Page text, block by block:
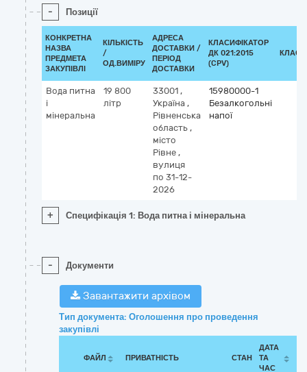
- Позиції
КОНКРЕТНА
НАЗВА
ПРЕДМЕТА
ЗАКУПІВЛІ
КІЛЬКІСТЬ
/
ОД.ВИМІРУ
АДРЕСА
ДОСТАВКИ /
ПЕРІОД
ДОСТАВКИ
КЛАСИФІКАТОР
ДК 021:2015
(CPV)
Вода питна
і
мінеральна
19 800
літр
33001 ,
Україна ,
Рівненська
область ,
місто
Рівне ,
вулиця
по 31-12-
2026
15980000-1
Безалкогольні
напої
+ Специфікація 1: Вода питна і мінеральна
- Документи
Завантажити архівом
Тип документа: Оголошення про проведення
закупівлі
ФАЙЛ ПРИВАТНІСТЬ СТАН
ДАТА
ТА
ЧАС